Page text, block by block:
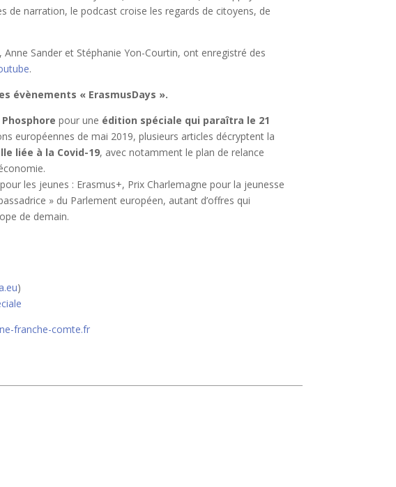
narration, le podcast croise les regards de citoyens, de
Sander et Stéphanie Yon-Courtin, ont enregistré des
.
évènements « ErasmusDays ».
pour une édition spéciale qui paraîtra le 21
européennes de mai 2019, plusieurs articles décryptent la
liée à la Covid-19, avec notamment le plan de relance
les jeunes : Erasmus+, Prix Charlemagne pour la jeunesse
» du Parlement européen, autant d’offres qui
de demain.
)
franche-comte.fr